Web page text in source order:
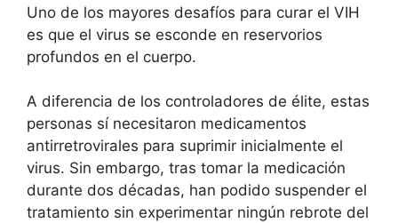
Uno de los mayores desafíos para curar el VIH
es que el virus se esconde en reservorios
profundos en el cuerpo.
A diferencia de los controladores de élite, estas
personas sí necesitaron medicamentos
antirretrovirales para suprimir inicialmente el
virus. Sin embargo, tras tomar la medicación
durante dos décadas, han podido suspender el
tratamiento sin experimentar ningún rebrote del